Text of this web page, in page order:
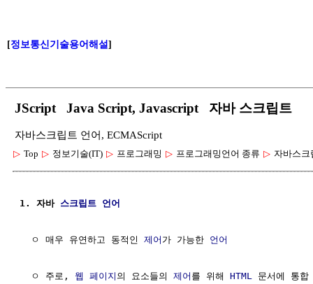
[정보통신기술용어해설]
JScript Java Script, Javascript 자바 스크립트
자바스크립트 언어, ECMAScript
▷ Top ▷ 정보기술(IT) ▷ 프로그래밍 ▷ 프로그래밍언어 종류 ▷ 자바스크
1. 자바 스크립트 언어
  ㅇ 매우 유연하고 동적인
제어 가 가능한 언어
  ㅇ 주로,
웹 페이지 의 요소들의 제어 를 위해 HTML
문서에 통